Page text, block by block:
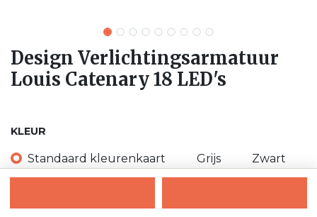
Design Verlichtingsarmatuur
Louis Catenary 18 LED's
KLEUR
Standaard kleurenkaart Grijs Zwart